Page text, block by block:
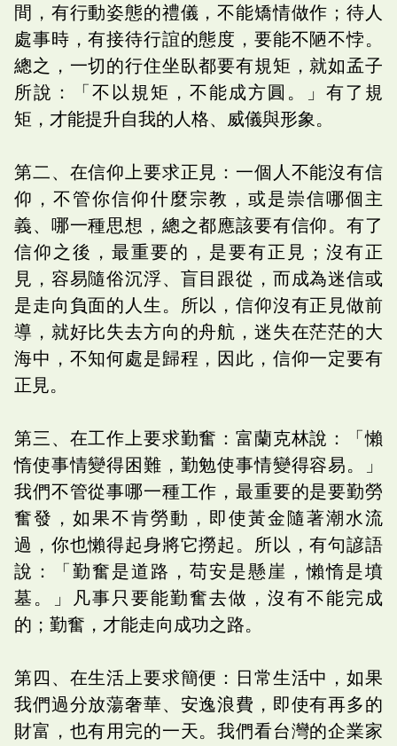
間，有行動姿態的禮儀，不能矯情做作；待人
處事時，有接待行誼的態度，要能不陋不悖。
總之，一切的行住坐臥都要有規矩，就如孟子
所說：「不以規矩，不能成方圓。」有了規
矩，才能提升自我的人格、威儀與形象。
第二、在信仰上要求正見：一個人不能沒有信
仰，不管你信仰什麼宗教，或是崇信哪個主
義、哪一種思想，總之都應該要有信仰。有了
信仰之後，最重要的，是要有正見；沒有正
見，容易隨俗沉浮、盲目跟從，而成為迷信或
是走向負面的人生。所以，信仰沒有正見做前
導，就好比失去方向的舟航，迷失在茫茫的大
海中，不知何處是歸程，因此，信仰一定要有
正見。
第三、在工作上要求勤奮：富蘭克林說：「懶
惰使事情變得困難，勤勉使事情變得容易。」
我們不管從事哪一種工作，最重要的是要勤勞
奮發，如果不肯勞動，即使黃金隨著潮水流
過，你也懶得起身將它撈起。所以，有句諺語
說：「勤奮是道路，苟安是懸崖，懶惰是墳
墓。」凡事只要能勤奮去做，沒有不能完成
的；勤奮，才能走向成功之路。
第四、在生活上要求簡便：日常生活中，如果
我們過分放蕩奢華、安逸浪費，即使有再多的
財富，也有用完的一天。我們看台灣的企業家